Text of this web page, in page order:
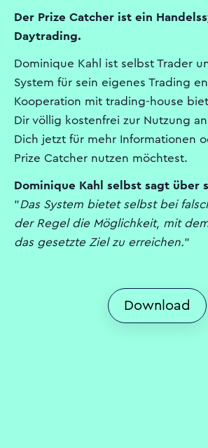
Der Prize Catcher ist ein
Daytrading.
Dominique Kahl ist selbst Trader
System für sein eigenes Trading
Kooperation mit trading-house
Dir völlig kostenfrei zur Nutzung
Dich jetzt für mehr Informationen
Prize Catcher nutzen möchtest.
Dominique Kahl selbst sagt über
"Das System bietet selbst bei
der Regel die Möglichkeit, mit
das gesetzte Ziel zu erreichen."
Download